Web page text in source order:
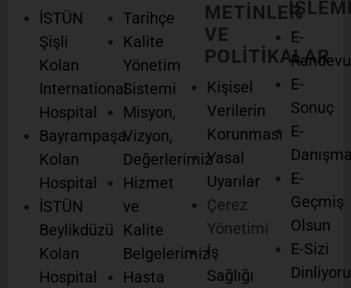
İSTÜN
Şişli
Kolan
International
Hospital
Bayrampaşa
Kolan
Hospital
İSTÜN
Beylikdüzü
Kolan
Hospital
Tarihçe
Kalite
Yönetim
Sistemi
Misyon,
Vizyon,
Değerlerimiz
Hizmet
ve
Kalite
Belgelerimiz
Hasta
METİNLER
VE
POLİTİKALAR
Kişisel
Verilerin
Korunması
Yasal
Uyarılar
Çerez
Yönetimi
İş
Sağlığı
E-
Randevu
E-
Sonuç
E-
E-
Geçmiş
Olsun
E-Sizi